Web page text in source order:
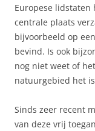
Europese lidstaten
centrale plaats
bijvoorbeeld op
bevind. Is ook
nog niet weet of
natuurgebied het
Sinds zeer recent
van deze vrij